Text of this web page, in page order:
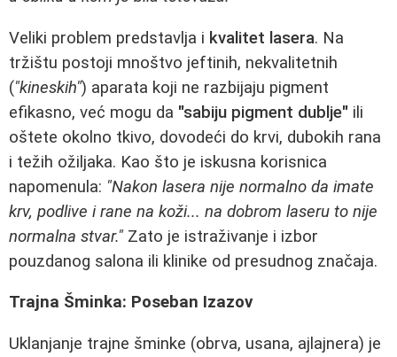
Veliki problem predstavlja i kvalitet lasera. Na
tržištu postoji mnoštvo jeftinih, nekvalitetnih
("kineskih") aparata koji ne razbijaju pigment
efikasno, već mogu da "sabiju pigment dublje" ili
oštete okolno tkivo, dovodeći do krvi, dubokih rana
i težih ožiljaka. Kao što je iskusna korisnica
napomenula: "Nakon lasera nije normalno da imate
krv, podlive i rane na koži... na dobrom laseru to nije
normalna stvar." Zato je istraživanje i izbor
pouzdanog salona ili klinike od presudnog značaja.
Trajna Šminka: Poseban Izazov
Uklanjanje trajne šminke (obrva, usana, ajlajnera) je